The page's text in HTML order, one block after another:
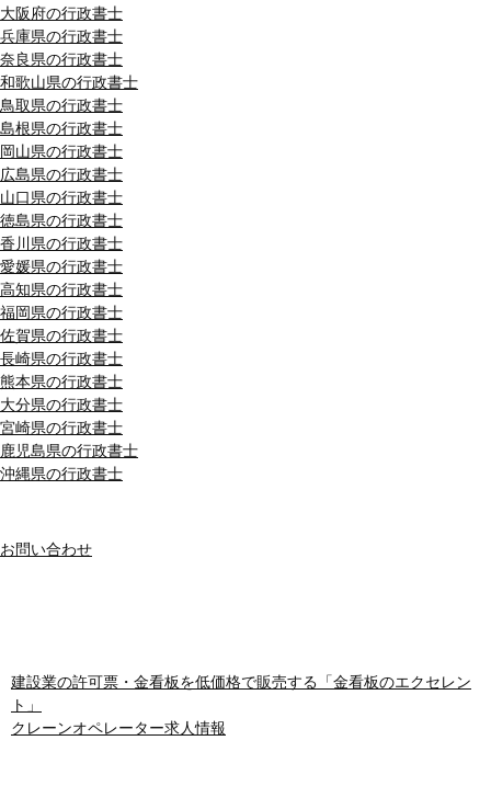
大阪府の行政書士
兵庫県の行政書士
奈良県の行政書士
和歌山県の行政書士
鳥取県の行政書士
島根県の行政書士
岡山県の行政書士
広島県の行政書士
山口県の行政書士
徳島県の行政書士
香川県の行政書士
愛媛県の行政書士
高知県の行政書士
福岡県の行政書士
佐賀県の行政書士
長崎県の行政書士
熊本県の行政書士
大分県の行政書士
宮崎県の行政書士
鹿児島県の行政書士
沖縄県の行政書士
お問い合わせ
建設業の許可票・金看板を低価格で販売する「金看板のエクセレン
ト」
クレーンオペレーター求人情報